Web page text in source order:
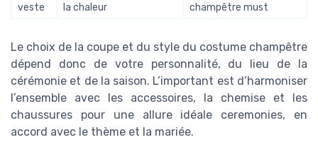
veste
la chaleur
champêtre must
Le choix de la coupe et du style du costume champêtre
dépend donc de votre personnalité, du lieu de la
cérémonie et de la saison. L’important est d’harmoniser
l’ensemble avec les accessoires, la chemise et les
chaussures pour une allure idéale ceremonies, en
accord avec le thème et la mariée.